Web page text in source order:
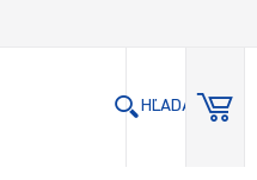
Hľadaj
HĽADAJ